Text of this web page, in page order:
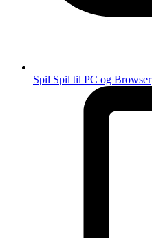
Spil Spil til PC og Browser